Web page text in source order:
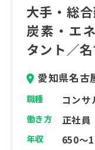
地球環境の保
な未来を創造
ませんか？あ
大手・総
炭素・エ
タント／
愛知県名古
職種 コンサ
働き方 正社員
年収 650～